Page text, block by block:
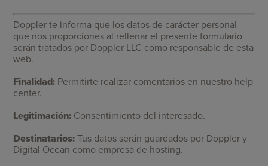
Doppler te informa que los datos de carácter personal
que nos proporciones al rellenar el presente formulario
serán tratados por Doppler LLC como responsable de esta
web.
Finalidad: Permitirte realizar comentarios en nuestro help
center.
Legitimación: Consentimiento del interesado.
Destinatarios: Tus datos serán guardados por Doppler y
Digital Ocean como empresa de hosting.